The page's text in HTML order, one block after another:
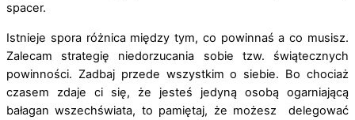
spacer.
Istnieje spora różnica między tym, co powinnaś a co musisz.
Zalecam strategię niedorzucania sobie tzw. świątecznych
powinności. Zadbaj przede wszystkim o siebie. Bo chociaż
czasem zdaje ci się, że jesteś jedyną osobą ogarniającą
bałagan wszechświata, to pamiętaj, że możesz delegować